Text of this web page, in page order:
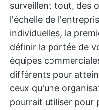
surveillent tout, des
l'échelle de
individuelles, la
définir la portée de
équipes
différents pour
ceux qu'une
pourrait utiliser pour